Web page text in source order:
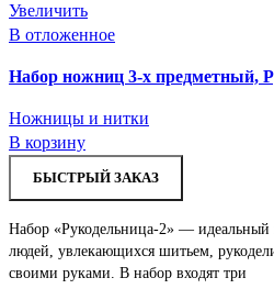
Увеличить
В отложенное
Набор ножниц 3-х предметный,
Ножницы и нитки
В корзину
БЫСТРЫЙ ЗАКАЗ
Набор «Рукодельница-2» — идеальный
людей, увлекающихся шитьем,
своими руками. В набор входят три